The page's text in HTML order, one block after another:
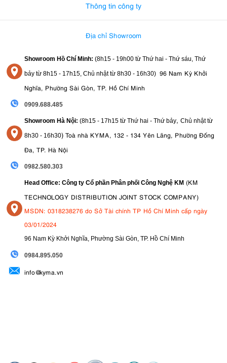
Thông tin công ty
Địa chỉ Showroom
Showroom Hồ Chí Minh: (8h15 - 19h00 từ Thứ hai - Thứ sáu, Thứ
bảy từ 8h15 - 17h15, Chủ nhật từ 8h30 - 16h30) 96 Nam Kỳ Khởi
Nghĩa, Phường Sài Gòn, TP. Hồ Chí Minh
0909.688.485
Showroom Hà Nội: (8h15 - 17h15 từ Thứ hai - Thứ bảy, Chủ nhật từ
8h30 - 16h30) Toà nhà KYMA, 132 - 134 Yên Lãng, Phường Đống
Đa, TP. Hà Nội
0982.580.303
Head Office: Công ty Cổ phần Phân phối Công Nghệ KM (KM
TECHNOLOGY DISTRIBUTION JOINT STOCK COMPANY)
MSDN: 0318238276 do Sở Tài chính TP Hồ Chí Minh cấp ngày
03/01/2024
96 Nam Kỳ Khởi Nghĩa, Phường Sài Gòn, TP. Hồ Chí Minh
0984.895.050
info@kyma.vn